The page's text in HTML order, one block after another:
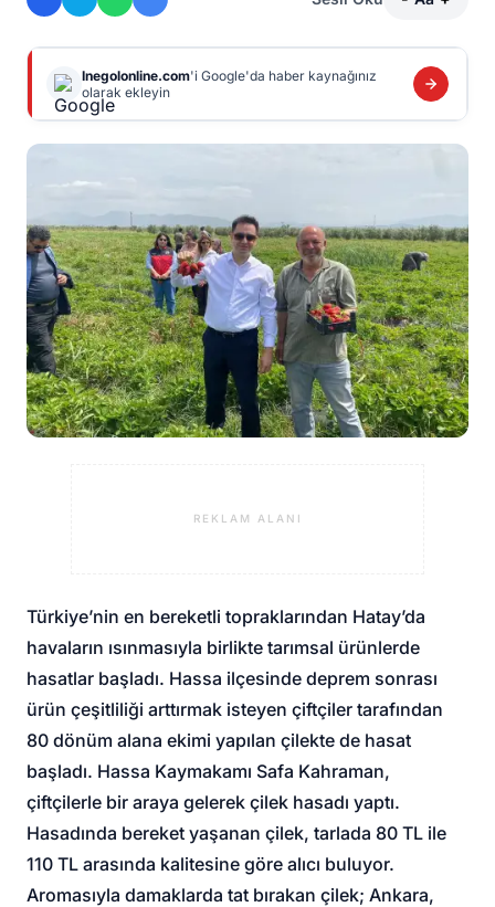
Inegolonline.com'i Google'da haber kaynağınız
olarak ekleyin
REKLAM ALANI
Türkiye’nin en bereketli topraklarından Hatay’da
havaların ısınmasıyla birlikte tarımsal ürünlerde
hasatlar başladı. Hassa ilçesinde deprem sonrası
ürün çeşitliliği arttırmak isteyen çiftçiler tarafından
80 dönüm alana ekimi yapılan çilekte de hasat
başladı. Hassa Kaymakamı Safa Kahraman,
çiftçilerle bir araya gelerek çilek hasadı yaptı.
Hasadında bereket yaşanan çilek, tarlada 80 TL ile
110 TL arasında kalitesine göre alıcı buluyor.
Aromasıyla damaklarda tat bırakan çilek; Ankara,